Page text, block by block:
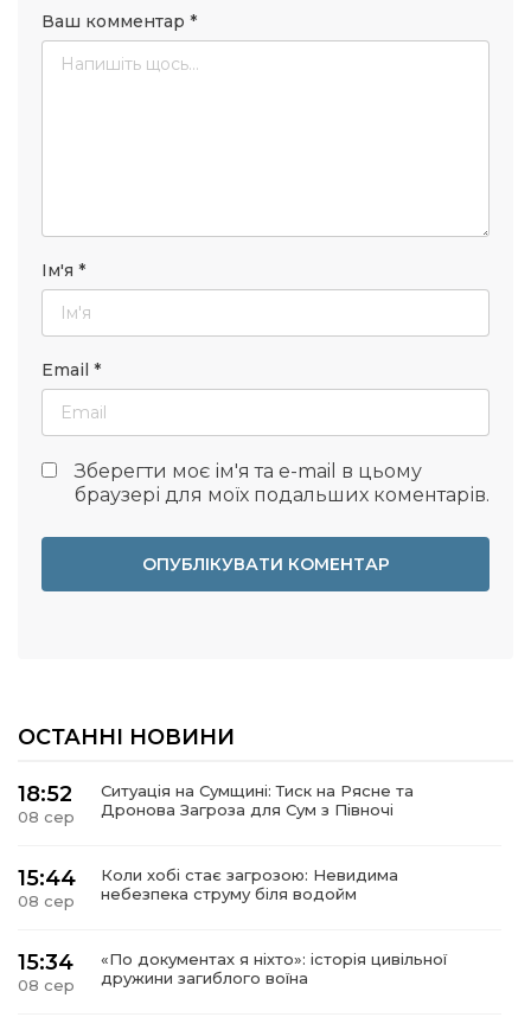
Ваш комментар *
Ім'я *
Email *
Зберегти моє ім'я та e-mail в цьому
браузері для моїх подальших коментарів.
ОСТАННІ НОВИНИ
18:52
08 сер
Ситуація на Сумщині: Тиск на Рясне та
Дронова Загроза для Сум з Півночі
15:44
08 сер
Коли хобі стає загрозою: Невидима
небезпека струму біля водойм
15:34
08 сер
«По документах я ніхто»: історія цивільної
дружини загиблого воїна